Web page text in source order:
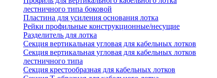
лестничного типа боковой
Пластина для усиления основания лотка
Рейки профильные конструкционные/несущие
Разделитель для лотка
Секция вертикальная угловая для кабельных лотков
Секция вертикальная угловая для кабельных лотков
лестничного типа
Секция крестообразная для кабельных лотков